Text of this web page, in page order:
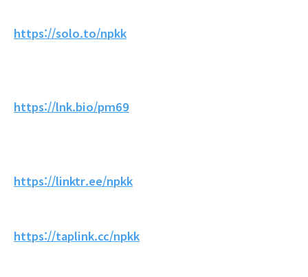
https://solo.to/npkk
https://lnk.bio/pm69
https://linktr.ee/npkk
https://taplink.cc/npkk